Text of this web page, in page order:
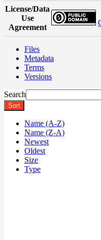
License/Data
Use
Agreement
Files
Metadata
Terms
Versions
Search
Sort
Name (A-Z)
Name (Z-A)
Newest
Oldest
Size
Type